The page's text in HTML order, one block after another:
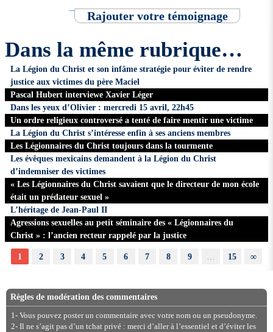
Rajouter votre témoignage
Dans la même rubrique…
La Légion du Christ et son infâme stratégie pour éviter de rendre
justice aux victimes du père Maciel
Pascal Hubert interviewe Xavier Léger
Dans les yeux d’Olivier : mercredi 15 avril, 22h45
Un ordre religieux controversé a tenté de faire mentir une victime
La Légion du Christ s’intéresse enfin à ses anciens membres
Les Légionnaires du Christ toujours dans la tourmente
Les évêques mexicains demandent à la Légion du Christ
d’indemniser des victimes
« Les Légionnaires du Christ savaient que le directeur de mon école
était un prédateur sexuel »
L’héritage de Jean-Paul II
Agressions sexuelles au petit séminaire des « Légionnaires du
Christ » : l’ancien recteur rappelé par la justice
1 2 3 4 5 6 7 8 9 15 ∞
Règles de modération des commentaires
1- Vous pouvez poster un commentaire avec votre nom ou un pseudonyme.
2- Il ne s’agit pas d’un tchat privé : merci d’aller à l’essentiel et d’éviter les